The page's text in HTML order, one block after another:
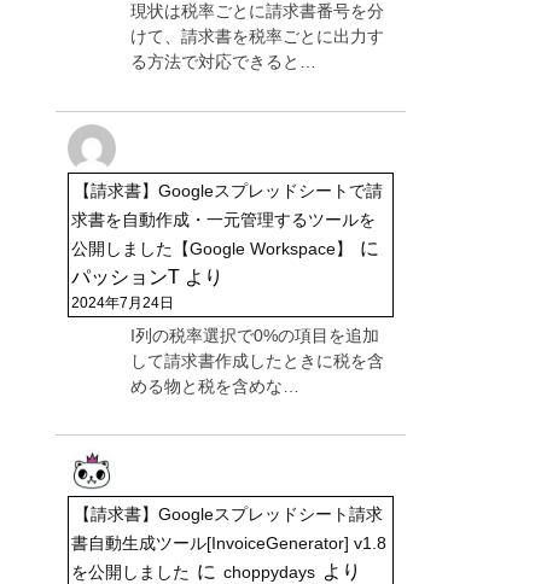
現状は税率ごとに請求書番号を分
けて、請求書を税率ごとに出力す
る方法で対応できると…
【請求書】Googleスプレッドシートで請
求書を自動作成・一元管理するツールを
公開しました【Google Workspace】
に
パッションT より
2024年7月24日
I列の税率選択で0%の項目を追加
して請求書作成したときに税を含
める物と税を含めな…
【請求書】Googleスプレッドシート請求
書自動生成ツール[InvoiceGenerator] v1.8
を公開しました に choppydays より